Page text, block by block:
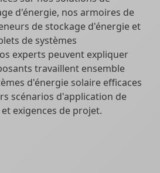
d'énergie, nos armoires de
de stockage d'énergie et
de systèmes
experts peuvent expliquer
travaillent ensemble
d'énergie solaire efficaces
scénarios d'application de
exigences de projet.